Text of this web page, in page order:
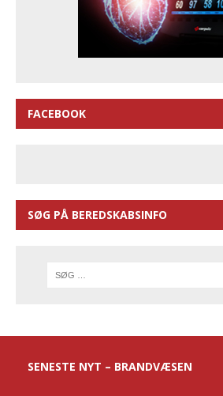
FACEBOOK
SØG PÅ BEREDSKABSINFO
SENESTE NYT – BRANDVÆSEN